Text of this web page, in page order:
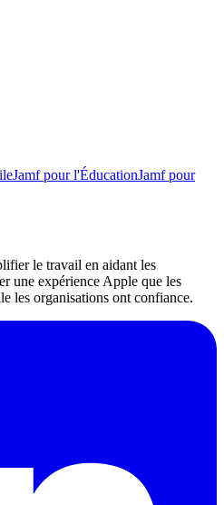
Jamf pour l'ÉducationJamf pour
le travail en aidant les
une expérience Apple que les
les organisations ont confiance.